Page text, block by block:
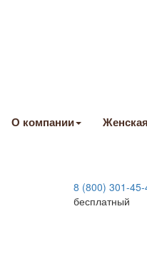
О компании
8 (800) 301-45-
бесплатный